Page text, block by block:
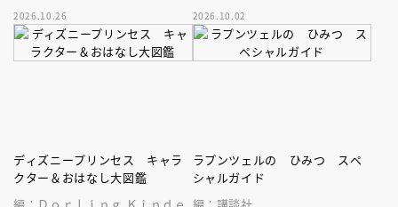
けにもおうち遊びにも♪
2026.10.26
本。扉を開いて素敵なドレスの
世界へ♪
2026.10.02
ディズニープリンセス キャラ
クター＆おはなし大図鑑
ラプンツェルの ひみつ スペ
シャルガイド